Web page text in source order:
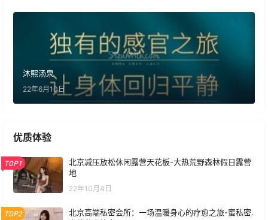
沐熙汤泉
22年6月10日
优质体验
TOP1
北京减压放松休闲露营天花板-大热荒野森林假日露营
地
22年10月4日
TOP2
北京高端私密会所：一场温暖身心的疗愈之旅-蜜私密.